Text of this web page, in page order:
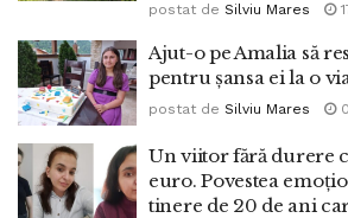
postat de Silviu Mares
Ajut-o pe Amalia să
pentru șansa ei la o
postat de Silviu Mares
Un viitor fără durere
euro. Povestea
tinere de 20 de ani